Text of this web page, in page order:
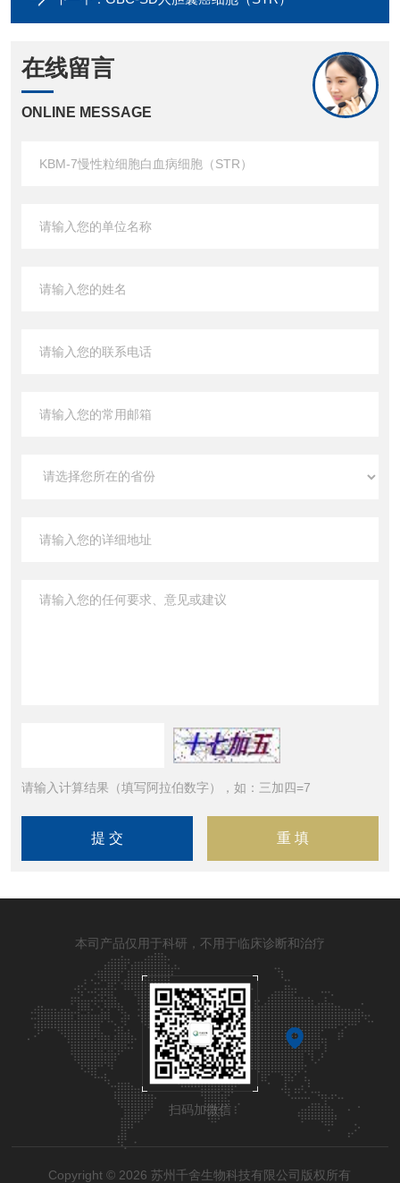
在线留言
ONLINE MESSAGE
请输入计算结果（填写阿拉伯数字），如：三加四=7
本司产品仅用于科研，不用于临床诊断和治疗
扫码加微信
Copyright © 2026 苏州千舍生物科技有限公司版权所有